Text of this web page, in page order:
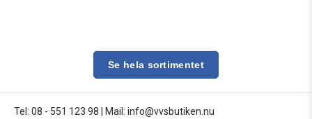
Se hela sortimentet
Tel: 08 - 551 123 98 Mail: info@vvsbutiken.nu